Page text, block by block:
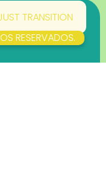
TRANSITION
RESERVADOS.